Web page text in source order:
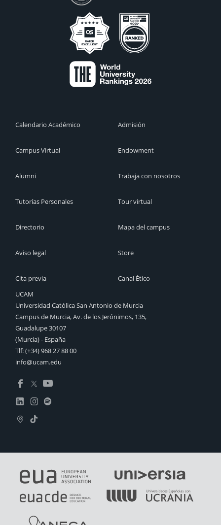
Calendario Académico
Campus Virtual
Alumni
Tutorías Personales
Directorio
Aviso legal
Cita previa
Admisión
Endowment
Trabaja con nosotros
Tour virtual
Mapa del campus
Store
Canal Ético
UCAM
Universidad Católica San Antonio de Murcia
Campus de Murcia, Av. de los Jerónimos, 135,
Guadalupe 30107
(Murcia) - España
Tlf:(+34) 968 27 88 00
info@ucam.edu